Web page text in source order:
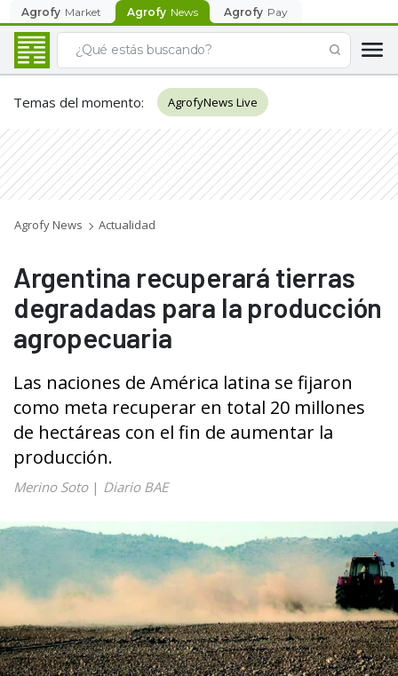
Agrofy Market Agrofy News Agrofy Pay
Temas del momento: AgrofyNews Live
Agrofy News Actualidad
Argentina recuperará tierras
degradadas para la producción
agropecuaria
Las naciones de América latina se fijaron
como meta recuperar en total 20 millones
de hectáreas con el fin de aumentar la
producción.
Merino Soto| Diario BAE